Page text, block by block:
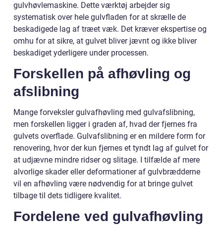
gulvhøvlemaskine. Dette værktøj arbejder sig
systematisk over hele gulvfladen for at skrælle de
beskadigede lag af træet væk. Det kræver ekspertise og
omhu for at sikre, at gulvet bliver jævnt og ikke bliver
beskadiget yderligere under processen.
Forskellen på afhøvling og
afslibning
Mange forveksler gulvafhøvling med gulvafslibning,
men forskellen ligger i graden af, hvad der fjernes fra
gulvets overflade. Gulvafslibning er en mildere form for
renovering, hvor der kun fjernes et tyndt lag af gulvet for
at udjævne mindre ridser og slitage. I tilfælde af mere
alvorlige skader eller deformationer af gulvbrædderne
vil en afhøvling være nødvendig for at bringe gulvet
tilbage til dets tidligere kvalitet.
Fordelene ved gulvafhøvling